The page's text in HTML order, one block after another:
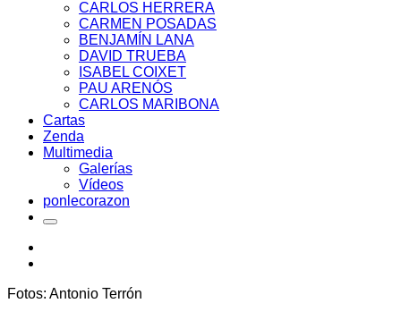
CARLOS HERRERA
CARMEN POSADAS
BENJAMÍN LANA
DAVID TRUEBA
ISABEL COIXET
PAU ARENÓS
CARLOS MARIBONA
Cartas
Zenda
Multimedia
Galerías
Vídeos
ponlecorazon
Fotos: Antonio Terrón